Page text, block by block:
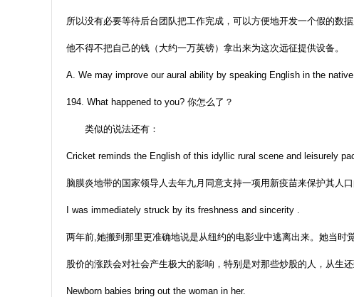
所以没有必要等待后台团队把工作完成，可以方便地开发一个假的数
他不得不把自己的钱（大约一万英镑）拿出来为这次远征提供设备。
A. We may improve our aural ability by speaking English in the
194. What happened to you? 你怎么了？
类似的说法还有：
Cricket reminds the English of this idyllic rural scene and leisurely
脑膜炎地带的国家领导人去年九月同意支持一项用新疫苗来保护其人
I was immediately struck by its freshness and sincerity .
两年前,她搬到那里更准确地说是从纽约的电影业中逃离出来。她当时
股价的涨跌会对社会产生极大的影响，特别是对那些炒股的人，从生
Newborn babies bring out the woman in her.